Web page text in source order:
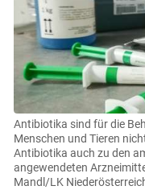
Antibiotika sind für die
Menschen und Tieren
Antibiotika auch zu den
angewendeten
Mandl/LK